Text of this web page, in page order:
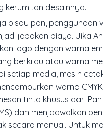
kerumitan desainnya.
pisau pon, penggunaan
jebakan biaya. Jika
logo dengan warna
berkilau atau warna
setiap media, mesin
warna
tinta khusus dari
dan menjadwalkan
secara manual. Untuk